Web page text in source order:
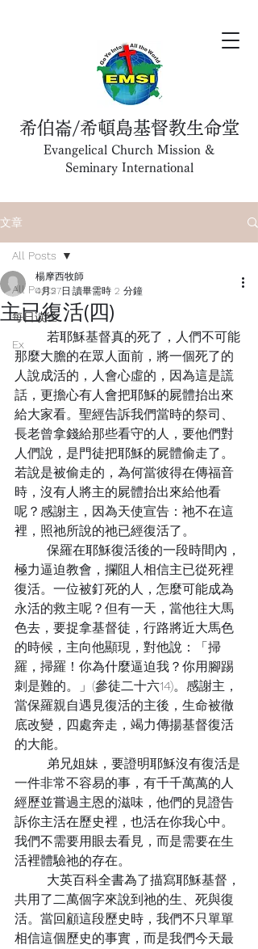
希伯崙/希頓島基督教生命堂
Evangelical Church Mission &
Seminary International
文章
All Posts
每日读经
Ex
All Posts
主已復活(四)
楊摩西牧師
4月27日 讀畢需時 2 分鐘
那麼大膽的在眾人面前，將一個死了的
人說成活的，人會心虛的，因為這是謊
話，更擔心有人會把耶穌的屍體抬出來
給大家看。聖經告訴我們當時的祭司、
長老曾拿錢給那些看守的人，要他們對
人們說，是門徒把耶穌的屍體偷走了。
若說是被偷走的，為何當彼得在傳福音
時，沒有人將主的屍體抬出來給他看
呢？感謝主，因為天使宣告：祂不在這
裡，照祂所說的祂已經復活了。
極力逼迫教會，攔阻人相信主已從死裡
復活。一位被釘死的人，怎麼可能成為
永活的救主呢？但有一天，當他往大馬
色去，要捉拿基督徒，行路將近大馬色
的時候，主向他顯現，對他說：「掃
羅，掃羅！你為什麼逼迫我？你用腳踢
刺是難的。」(參徒二十六14)。感謝主，
當保羅親自遇見復活的主後，生命被徹
底改變，四處奔走，竭力傳揚基督復活
的大能。
一件非常不容易的事，有千千萬萬的人
經歷並嘗過主恩的滋味，他們的見證告
訴你主活在歷史裡，也活在你我心中。
我們不需要用眼去看見，而是需要在生
活裡體驗祂的存在。
共用了二萬個字來說到祂的生、死與復
活。當回顧這段歷史時，我們不只單單
相信這個歷史的事實，而是我們今天最